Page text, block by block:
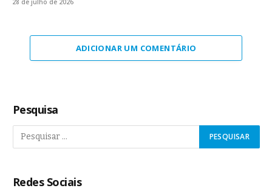
28 de julho de 2026
ADICIONAR UM COMENTÁRIO
Pesquisa
Redes Sociais